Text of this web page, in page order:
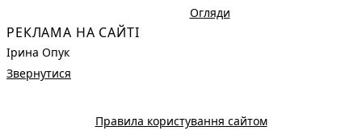
РЕКЛАМА НА САЙТІ
Ірина Опук
Звернутися
Огляди
Правила користування сайтом